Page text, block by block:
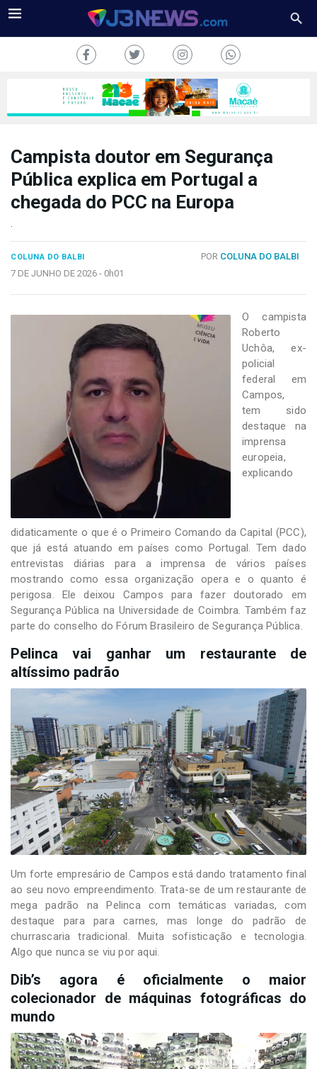
COLUNAS
FALE
CONOSCO
Copyright
Campista doutor em Segurança
Pública explica em Portugal a
chegada do PCC na Europa
COLUNA DO BALBI POR COLUNA DO BALBI
7 DE JUNHO DE 2026 - 0h01
O campista
Roberto
Uchôa, ex-
policial
federal em
Campos,
tem sido
destaque na
imprensa
europeia,
explicando
didaticamente o que é o Primeiro Comando da Capital (PCC),
que já está atuando em países como Portugal. Tem dado
entrevistas diárias para a imprensa de vários países
mostrando como essa organização opera e o quanto é
perigosa. Ele deixou Campos para fazer doutorado em
Segurança Pública na Universidade de Coimbra. Também faz
parte do conselho do Fórum Brasileiro de Segurança Pública.
Pelinca vai ganhar um restaurante de
altíssimo padrão
Um forte empresário de Campos está dando tratamento final
ao seu novo empreendimento. Trata-se de um restaurante de
mega padrão na Pelinca com temáticas variadas, com
destaque para para carnes, mas longe do padrão de
churrascaria tradicional. Muita sofisticação e tecnologia.
Algo que nunca se viu por aqui.
Dib’s agora é oficialmente o maior
colecionador de máquinas fotográficas do
mundo